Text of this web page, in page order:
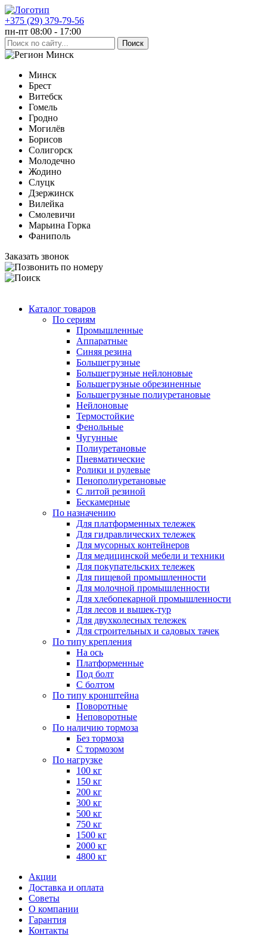
+375 (29) 379-79-56
пн-пт 08:00 - 17:00
Минск
Минск
Брест
Витебск
Гомель
Гродно
Могилёв
Борисов
Солигорск
Молодечно
Жодино
Слуцк
Дзержинск
Вилейка
Смолевичи
Марьина Горка
Фаниполь
Заказать звонок
Каталог товаров
По сериям
Промышленные
Аппаратные
Синяя резина
Большегрузные
Большегрузные нейлоновые
Большегрузные обрезиненные
Большегрузные полиуретановые
Нейлоновые
Термостойкие
Фенольные
Чугунные
Полиуретановые
Пневматические
Ролики и рулевые
Пенополиуретановые
С литой резиной
Бескамерные
По назначению
Для платформенных тележек
Для гидравлических тележек
Для мусорных контейнеров
Для медицинской мебели и техники
Для покупательских тележек
Для пищевой промышленности
Для молочной промышленности
Для хлебопекарной промышленности
Для лесов и вышек-тур
Для двухколесных тележек
Для строительных и садовых тачек
По типу крепления
На ось
Платформенные
Под болт
С болтом
По типу кронштейна
Поворотные
Неповоротные
По наличию тормоза
Без тормоза
С тормозом
По нагрузке
100 кг
150 кг
200 кг
300 кг
500 кг
750 кг
1500 кг
2000 кг
4800 кг
Акции
Доставка и оплата
Советы
О компании
Гарантия
Контакты